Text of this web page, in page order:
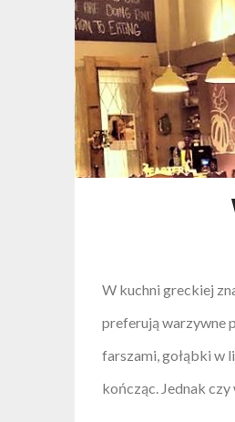
W kuchni greckiej
preferują warzywne
farszami, gołąbki w
kończąc. Jednak czy